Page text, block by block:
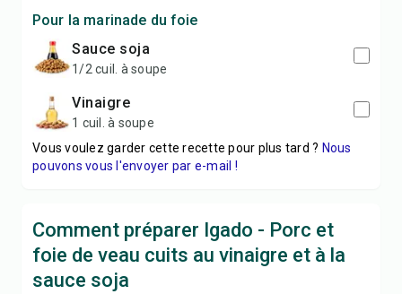
Pour la marinade du foie
sauce soja
1/2 cuil. à soupe
vinaigre
1 cuil. à soupe
Vous voulez garder cette recette pour plus tard ? Nous
pouvons vous l'envoyer par e-mail !
Comment préparer Igado - Porc et
foie de veau cuits au vinaigre et à la
sauce soja